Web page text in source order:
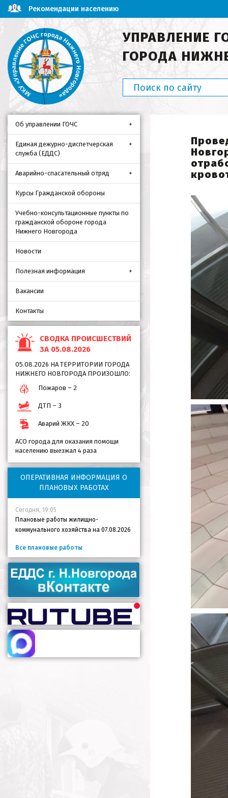
Рекомендации населению
УПРАВЛЕНИЕ
ГОРОДА
Об управлении ГОЧС
Единая дежурно-диспетчерская
служба (ЕДДС)
Аварийно-спасательный отряд
Курсы Гражданской обороны
Учебно-консультационные пункты по
гражданской обороне города
Нижнего Новгорода
Новости
Полезная информация
Вакансии
Контакты
СВОДКА ПРОИСШЕСТВИЙ
ЗА 05.08.2026
05.08.2026 НА ТЕРРИТОРИИ ГОРОДА
НИЖНЕГО НОВГОРОДА ПРОИЗОШЛО:
Пожаров – 2
ДТП – 3
Аварий ЖКХ – 20
АСО города для оказания помощи
населению выезжал 4 раза
ОПЕРАТИВНАЯ ИНФОРМАЦИЯ О
ПЛАНОВЫХ РАБОТАХ
Сегодня, 19:05
Плановые работы жилищно-
коммунального хозяйства на 07.08.2026
Все плановые работы